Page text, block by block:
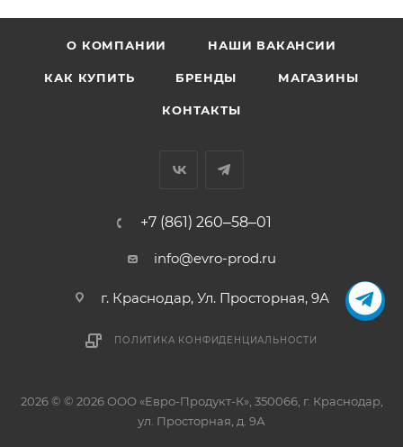
О КОМПАНИИ НАШИ ВАКАНСИИ
КАК КУПИТЬ БРЕНДЫ МАГАЗИНЫ
КОНТАКТЫ
+7 (861) 260‒58‒01
info@evro-prod.ru
г. Краснодар, ​Ул. Просторная, 9А
ПОЛИТИКА КОНФИДЕНЦИАЛЬНОСТИ
2026 © © 2026 ООО «Евро-Продукт-К», 350066, г. Краснодар,
ул. Просторная, д. 9А